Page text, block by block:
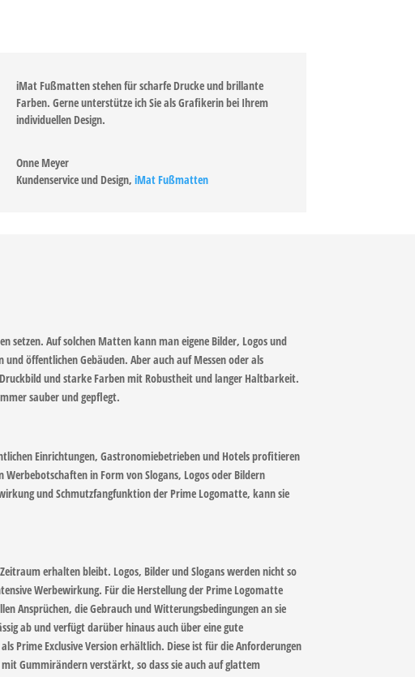
iMat Fußmatten stehen für scharfe Drucke und brillante
Farben. Gerne unterstütze ich Sie als Grafikerin bei Ihrem
individuellen Design.
Onne Meyer
Kundenservice und Design, iMat Fußmatten
Auf solchen Matten kann man eigene Bilder, Logos und
öffentlichen Gebäuden. Aber auch auf Messen oder als
und starke Farben mit Robustheit und langer Haltbarkeit.
sauber und gepflegt.
Einrichtungen, Gastronomiebetrieben und Hotels profitieren
in Form von Slogans, Logos oder Bildern
und Schmutzfangfunktion der Prime Logomatte, kann sie
erhalten bleibt. Logos, Bilder und Slogans werden nicht so
Werbewirkung. Für die Herstellung der Prime Logomatte
Ansprüchen, die Gebrauch und Witterungsbedingungen an sie
ab und verfügt darüber hinaus auch über eine gute
Prime Exclusive Version erhältlich. Diese ist für die Anforderungen
Gummirändern verstärkt, so dass sie auch auf glattem